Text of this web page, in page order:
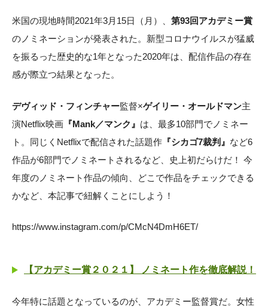
米国の現地時間2021年3月15日（月）、 第93回アカデミー賞
のノミネーションが発表された。新型コロナウイルスが猛威
を振るった歴史的な1年となった2020年は、配信作品の存在
感が際立つ結果となった。
デヴィッド・フィンチャー監督×ゲイリー・オールドマン主
演Netflix映画 『Mank／マンク』 は、最多10部門でノミネー
ト。同じくNetflixで配信された話題作 『シカゴ7裁判』 など6
作品が6部門でノミネートされるなど、史上初だらけだ！ 今
年度のノミネート作品の傾向、どこで作品をチェックできる
かなど、本記事で紐解くことにしよう！
https://www.instagram.com/p/CMcN4DmH6ET/
【アカデミー賞２０２１】 ノミネート作を徹底解説！
今年特に話題となっているのが、アカデミー監督賞だ。女性